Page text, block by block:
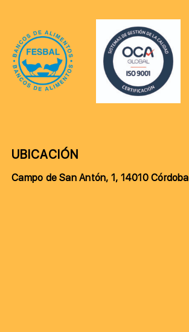
UBICACIÓN
Campo de San Antón, 1, 14010 Córdoba